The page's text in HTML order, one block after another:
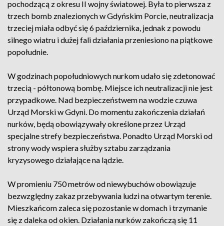
pochodzącą z okresu II wojny światowej. Była to pierwsza z
trzech bomb znalezionych w Gdyńskim Porcie, neutralizacja
trzeciej miała odbyć się 6 października, jednak z powodu
silnego wiatru i dużej fali działania przeniesiono na piątkowe
popołudnie.
W godzinach popołudniowych nurkom udało się zdetonować
trzecią - półtonową bombę. Miejsce ich neutralizacji nie jest
przypadkowe. Nad bezpieczeństwem na wodzie czuwa
Urząd Morski w Gdyni. Do momentu zakończenia działań
nurków, będą obowiązywały określone przez Urząd
specjalne strefy bezpieczeństwa. Ponadto Urząd Morski od
strony wody wspiera służby sztabu zarządzania
kryzysowego działające na lądzie.
W promieniu 750 metrów od niewybuchów obowiązuje
bezwzględny zakaz przebywania ludzi na otwartym terenie.
Mieszkańcom zaleca się pozostanie w domach i trzymanie
się z daleka od okien. Działania nurków zakończą się 11